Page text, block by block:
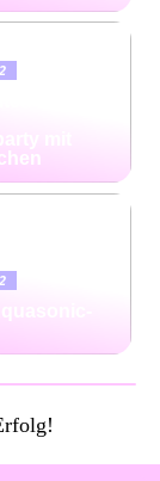
mit